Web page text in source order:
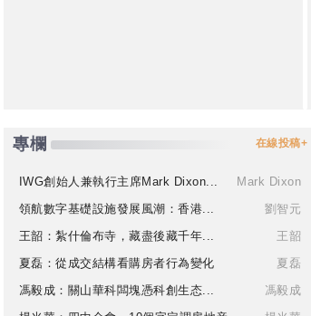
專欄 在線投稿+
IWG創始人兼執行主席Mark Dixon...
Mark Dixon
領航數字基礎設施發展風潮：香港...
劉智元
王韶：紮什倫布寺，藏盡後藏千年...
王韶
夏磊：從成交結構看購房者行為變化
夏磊
馮毅成：關山華科闆塊憑科創生态...
馮毅成